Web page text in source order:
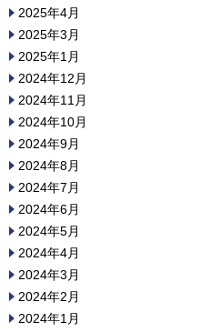
2025年4月
2025年3月
2025年1月
2024年12月
2024年11月
2024年10月
2024年9月
2024年8月
2024年7月
2024年6月
2024年5月
2024年4月
2024年3月
2024年2月
2024年1月